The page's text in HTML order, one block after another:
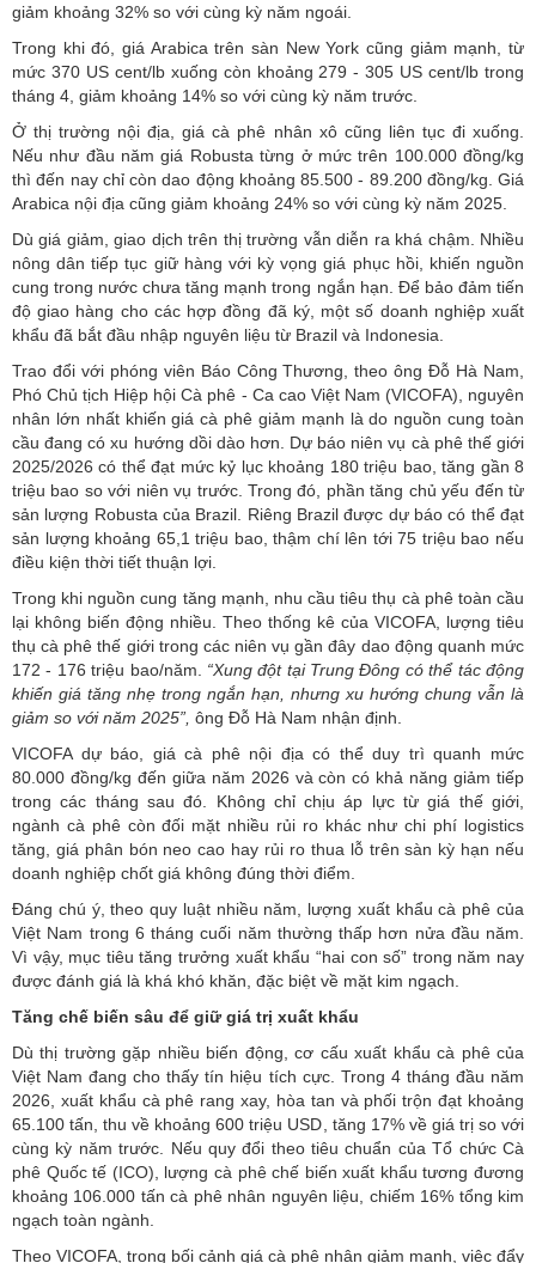
giảm khoảng 32% so với cùng kỳ năm ngoái.
Trong khi đó, giá Arabica trên sàn New York cũng giảm mạnh, từ
mức 370 US cent/lb xuống còn khoảng 279 - 305 US cent/lb trong
tháng 4, giảm khoảng 14% so với cùng kỳ năm trước.
Ở thị trường nội địa, giá cà phê nhân xô cũng liên tục đi xuống.
Nếu như đầu năm giá Robusta từng ở mức trên 100.000 đồng/kg
thì đến nay chỉ còn dao động khoảng 85.500 - 89.200 đồng/kg. Giá
Arabica nội địa cũng giảm khoảng 24% so với cùng kỳ năm 2025.
Dù giá giảm, giao dịch trên thị trường vẫn diễn ra khá chậm. Nhiều
nông dân tiếp tục giữ hàng với kỳ vọng giá phục hồi, khiến nguồn
cung trong nước chưa tăng mạnh trong ngắn hạn. Để bảo đảm tiến
độ giao hàng cho các hợp đồng đã ký, một số doanh nghiệp xuất
khẩu đã bắt đầu nhập nguyên liệu từ Brazil và Indonesia.
Trao đổi với phóng viên Báo Công Thương, theo ông Đỗ Hà Nam,
Phó Chủ tịch Hiệp hội Cà phê - Ca cao Việt Nam (VICOFA), nguyên
nhân lớn nhất khiến giá cà phê giảm mạnh là do nguồn cung toàn
cầu đang có xu hướng dồi dào hơn. Dự báo niên vụ cà phê thế giới
2025/2026 có thể đạt mức kỷ lục khoảng 180 triệu bao, tăng gần 8
triệu bao so với niên vụ trước. Trong đó, phần tăng chủ yếu đến từ
sản lượng Robusta của Brazil. Riêng Brazil được dự báo có thể đạt
sản lượng khoảng 65,1 triệu bao, thậm chí lên tới 75 triệu bao nếu
điều kiện thời tiết thuận lợi.
Trong khi nguồn cung tăng mạnh, nhu cầu tiêu thụ cà phê toàn cầu
lại không biến động nhiều. Theo thống kê của VICOFA, lượng tiêu
thụ cà phê thế giới trong các niên vụ gần đây dao động quanh mức
172 - 176 triệu bao/năm. “Xung đột tại Trung Đông có thể tác động
khiến giá tăng nhẹ trong ngắn hạn, nhưng xu hướng chung vẫn là
giảm so với năm 2025”, ông Đỗ Hà Nam nhận định.
VICOFA dự báo, giá cà phê nội địa có thể duy trì quanh mức
80.000 đồng/kg đến giữa năm 2026 và còn có khả năng giảm tiếp
trong các tháng sau đó. Không chỉ chịu áp lực từ giá thế giới,
ngành cà phê còn đối mặt nhiều rủi ro khác như chi phí logistics
tăng, giá phân bón neo cao hay rủi ro thua lỗ trên sàn kỳ hạn nếu
doanh nghiệp chốt giá không đúng thời điểm.
Đáng chú ý, theo quy luật nhiều năm, lượng xuất khẩu cà phê của
Việt Nam trong 6 tháng cuối năm thường thấp hơn nửa đầu năm.
Vì vậy, mục tiêu tăng trưởng xuất khẩu “hai con số” trong năm nay
được đánh giá là khá khó khăn, đặc biệt về mặt kim ngạch.
Tăng chế biến sâu để giữ giá trị xuất khẩu
Dù thị trường gặp nhiều biến động, cơ cấu xuất khẩu cà phê của
Việt Nam đang cho thấy tín hiệu tích cực. Trong 4 tháng đầu năm
2026, xuất khẩu cà phê rang xay, hòa tan và phối trộn đạt khoảng
65.100 tấn, thu về khoảng 600 triệu USD, tăng 17% về giá trị so với
cùng kỳ năm trước. Nếu quy đổi theo tiêu chuẩn của Tổ chức Cà
phê Quốc tế (ICO), lượng cà phê chế biến xuất khẩu tương đương
khoảng 106.000 tấn cà phê nhân nguyên liệu, chiếm 16% tổng kim
ngạch toàn ngành.
Theo VICOFA, trong bối cảnh giá cà phê nhân giảm mạnh, việc đẩy